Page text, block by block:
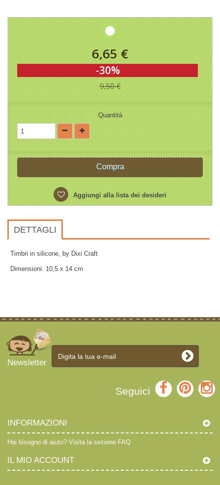
6,65 €
-30%
9,50 €
Quantità
Compra
Aggiungi alla lista dei desideri
DETTAGLI
Timbri in silicone, by Dixi Craft
Dimensioni: 10,5 x 14 cm
Newsletter
Seguici
INFORMAZIONI
Hai bisogno di aiuto? Visita la sezione FAQ
IL MIO ACCOUNT